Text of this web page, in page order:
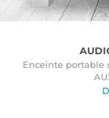
Enceinte portable